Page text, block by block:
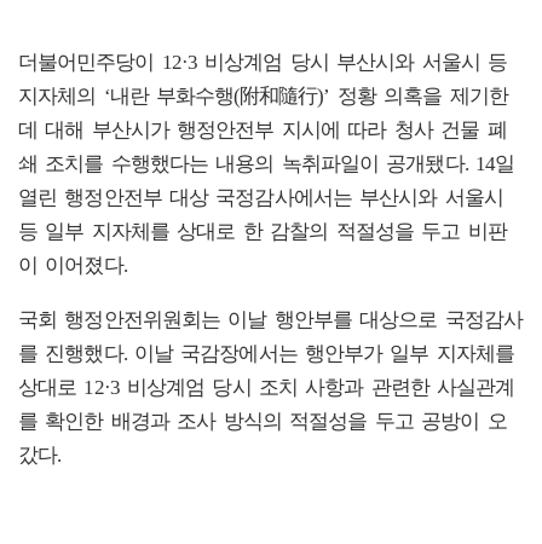
더불어민주당이 12·3 비상계엄 당시 부산시와 서울시 등
지자체의 ‘내란 부화수행(附和隨行)’ 정황 의혹을 제기한
데 대해 부산시가 행정안전부 지시에 따라 청사 건물 폐
쇄 조치를 수행했다는 내용의 녹취파일이 공개됐다. 14일
열린 행정안전부 대상 국정감사에서는 부산시와 서울시
등 일부 지자체를 상대로 한 감찰의 적절성을 두고 비판
이 이어졌다.
국회 행정안전위원회는 이날 행안부를 대상으로 국정감사
를 진행했다. 이날 국감장에서는 행안부가 일부 지자체를
상대로 12·3 비상계엄 당시 조치 사항과 관련한 사실관계
를 확인한 배경과 조사 방식의 적절성을 두고 공방이 오
갔다.